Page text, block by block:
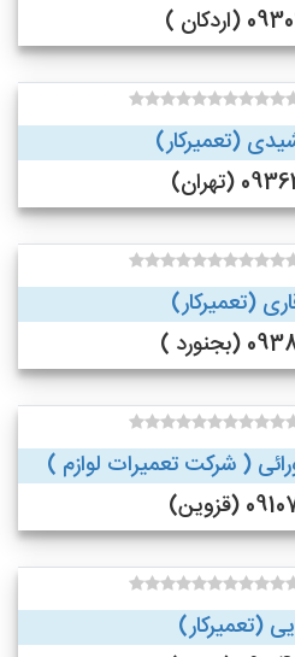
)
(تعمیرکار)
(تعمیرکار)
)
( شرکت تعمیرات لوازم )
(تعمیرکار)